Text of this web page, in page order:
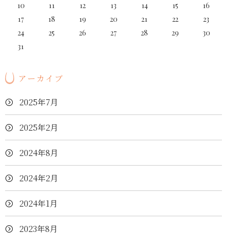
10
11 12 13 14 15
16
17
18 19 20 21 22
23
24
25 26 27 28 29
30
31
アーカイブ
2025年7月
2025年2月
2024年8月
2024年2月
2024年1月
2023年8月